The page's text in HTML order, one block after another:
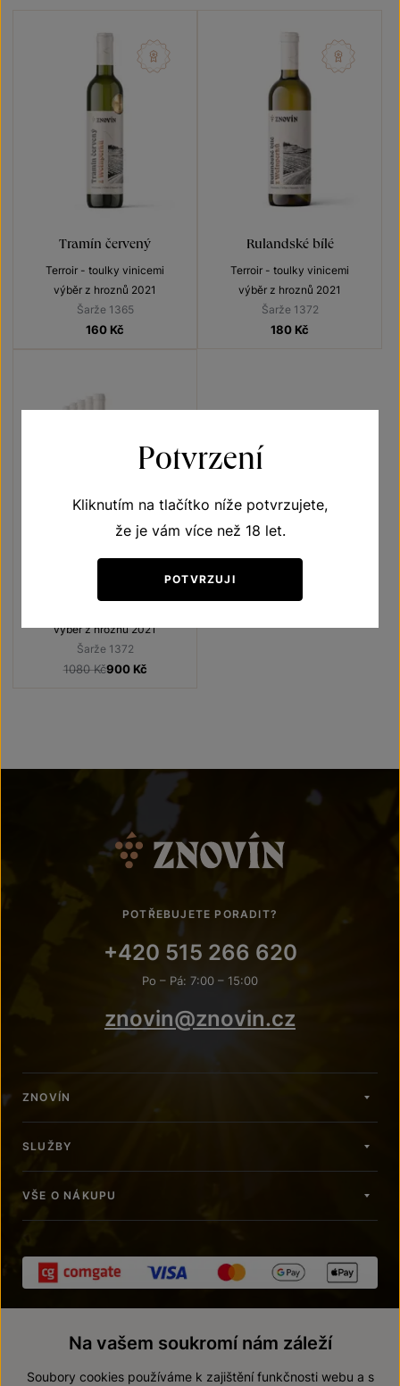
Tramín červený
Terroir - toulky vinicemi
výběr z hroznů 2021
Šarže 1365
160 Kč
Rulandské bílé
Terroir - toulky vinicemi
výběr z hroznů 2021
Šarže 1372
180 Kč
výběr z hroznů 2021
Šarže 1372
1080 Kč900 Kč
POTŘEBUJETE PORADIT?
+420 515 266 620
Po – Pá: 7:00 – 15:00
znovin@znovin.cz
ZNOVÍN
SLUŽBY
VŠE O NÁKUPU
Potvrzení
Kliknutím na tlačítko níže potvrzujete,
že je vám více než 18 let.
POTVRZUJI
Na vašem soukromí nám záleží
Soubory cookies používáme k zajištění funkčnosti webu a s